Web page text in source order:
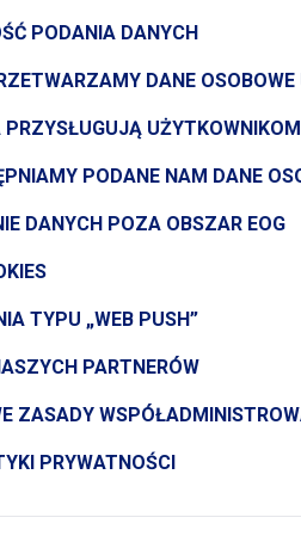
PODANIA DANYCH
DANE
PRZYSŁUGUJĄ
PODANE NAM DANE
DANYCH POZA OBSZAR EOG
TYPU „WEB PUSH”
PARTNERÓW
ZASADY
PRYWATNOŚCI